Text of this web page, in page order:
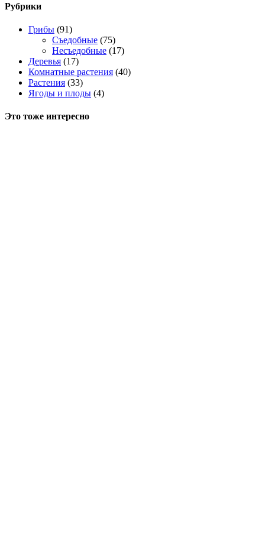
Рубрики
Грибы (91)
Съедобные (75)
Несъедобные (17)
Деревья (17)
Комнатные растения (40)
Растения (33)
Ягоды и плоды (4)
Это тоже интересно